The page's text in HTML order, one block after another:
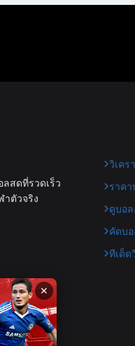
สดที่รวดเร็ว
าตัวจริง
วิเค
ราค
ดูบอ
คัดบ
ทีเด็ด
✕